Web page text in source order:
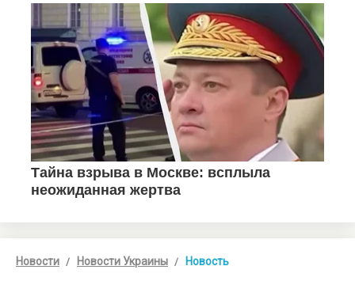
Новости Новости Украины Новость